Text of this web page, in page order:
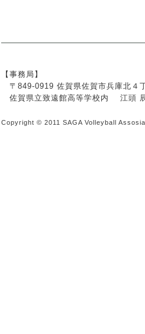
【事務局】
〒849-0919 佐賀県佐賀市兵庫北４
佐賀県立致遠館高等学校内 江頭
Copyright © 2011 SAGA Volleyball